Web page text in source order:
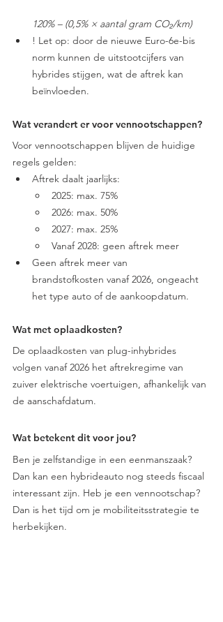
120% – (0,5% × aantal gram CO₂/km)
! Let op: door de nieuwe Euro-6e-bis
norm kunnen de uitstootcijfers van
hybrides stijgen, wat de aftrek kan
beïnvloeden.
Wat verandert er voor vennootschappen?
Voor vennootschappen blijven de huidige
regels gelden:
Aftrek daalt jaarlijks:
2025: max. 75%
2026: max. 50%
2027: max. 25%
Vanaf 2028: geen aftrek meer
Geen aftrek meer van
brandstofkosten vanaf 2026, ongeacht
het type auto of de aankoopdatum.
Wat met oplaadkosten?
De oplaadkosten van plug-inhybrides
volgen vanaf 2026 het aftrekregime van
zuiver elektrische voertuigen, afhankelijk van
de aanschafdatum.
Wat betekent dit voor jou?
Ben je zelfstandige in een eenmanszaak?
Dan kan een hybrideauto nog steeds fiscaal
interessant zijn. Heb je een vennootschap?
Dan is het tijd om je mobiliteitsstrategie te
herbekijken.